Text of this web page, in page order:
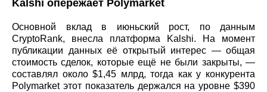
Kalshi опережает Polymarket
Основной вклад в июньский рост, по данным
CryptoRank, внесла платформа Kalshi. На момент
публикации данных её открытый интерес — общая
стоимость сделок, которые ещё не были закрыты, —
составлял около $1,45 млрд, тогда как у конкурента
Polymarket этот показатель держался на уровне $390